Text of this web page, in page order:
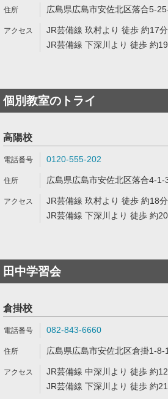
広島県広島市安佐北区落合5-
JR芸備線 玖村より 徒歩 約17分
JR芸備線 下深川より 徒歩 約
個別教室のトライ
高陽校
0120-555-202
広島県広島市安佐北区落合4-1-
JR芸備線 玖村より 徒歩 約18分
JR芸備線 下深川より 徒歩 約
田中学習会
倉掛校
082-843-6660
広島県広島市安佐北区倉掛1-8-
JR芸備線 中深川より 徒歩 約
JR芸備線 下深川より 徒歩 約